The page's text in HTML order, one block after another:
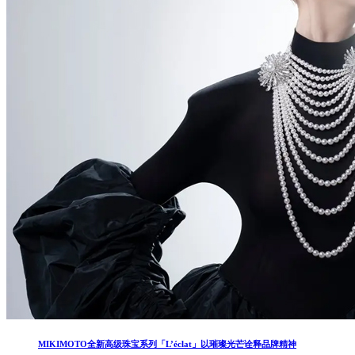
MIKIMOTO全新高级珠宝系列「L’éclat」以璀璨光芒诠释品牌精神